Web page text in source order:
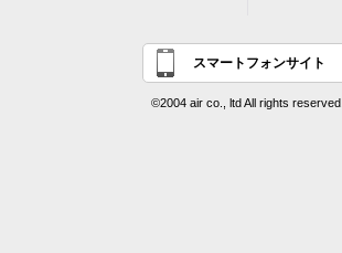
スマートフォンサイト
©2004 air co., ltd All rights reserved.